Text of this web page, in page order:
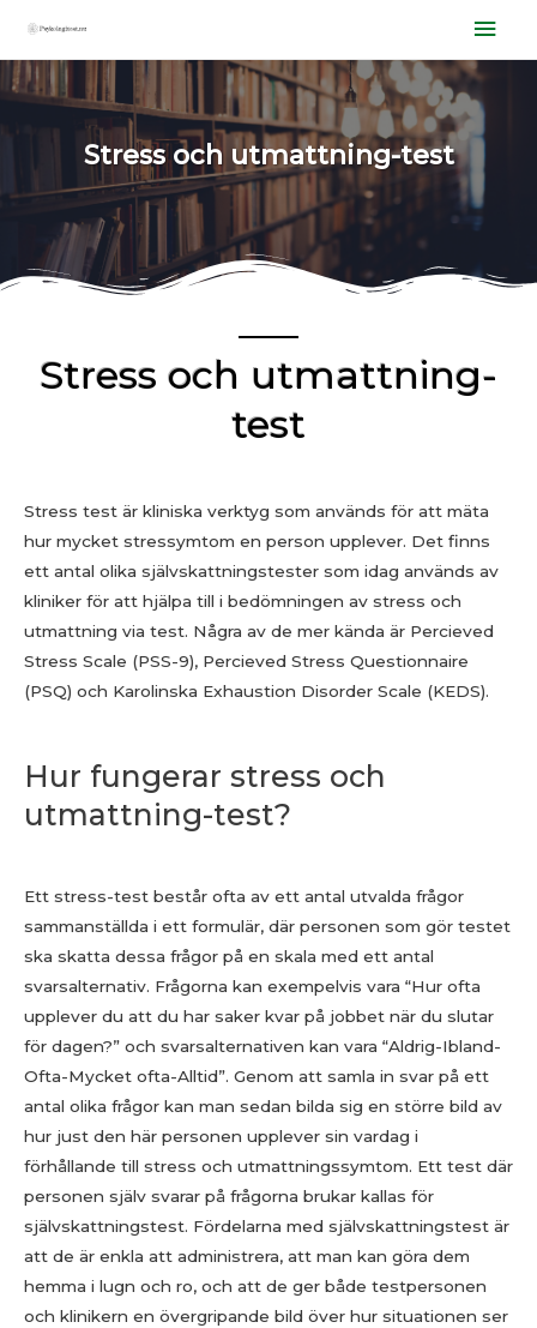
Stress och utmattning-test
Stress och utmattning-
test
Stress test är kliniska verktyg som används för att mäta
hur mycket stressymtom en person upplever. Det finns
ett antal olika självskattningstester som idag används av
kliniker för att hjälpa till i bedömningen av stress och
utmattning via test. Några av de mer kända är Percieved
Stress Scale (PSS-9), Percieved Stress Questionnaire
(PSQ) och Karolinska Exhaustion Disorder Scale (KEDS).
Hur fungerar stress och
utmattning-test?
Ett stress-test består ofta av ett antal utvalda frågor
sammanställda i ett formulär, där personen som gör testet
ska skatta dessa frågor på en skala med ett antal
svarsalternativ. Frågorna kan exempelvis vara “Hur ofta
upplever du att du har saker kvar på jobbet när du slutar
för dagen?” och svarsalternativen kan vara “Aldrig-Ibland-
Ofta-Mycket ofta-Alltid”. Genom att samla in svar på ett
antal olika frågor kan man sedan bilda sig en större bild av
hur just den här personen upplever sin vardag i
förhållande till stress och utmattningssymtom. Ett test där
personen själv svarar på frågorna brukar kallas för
självskattningstest. Fördelarna med självskattningstest är
att de är enkla att administrera, att man kan göra dem
hemma i lugn och ro, och att de ger både testpersonen
och klinikern en övergripande bild över hur situationen ser